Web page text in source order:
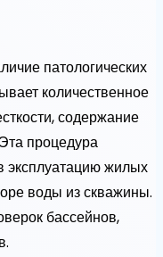
патологических
количественное
содержание
процедура
эксплуатацию жилых
воды из скважины.
бассейнов,